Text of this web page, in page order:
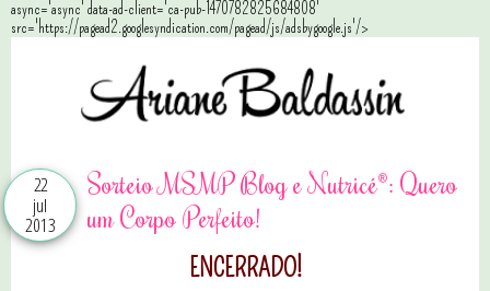
async='async' data-ad-client='ca-pub-1470782825684808'
src='https://pagead2.googlesyndication.com/pagead/js/adsbygoogle.js'/>
22
jul
2013
Sorteio MSMP Blog e Nutricé®: Quero
um Corpo Perfeito!
ENCERRADO!